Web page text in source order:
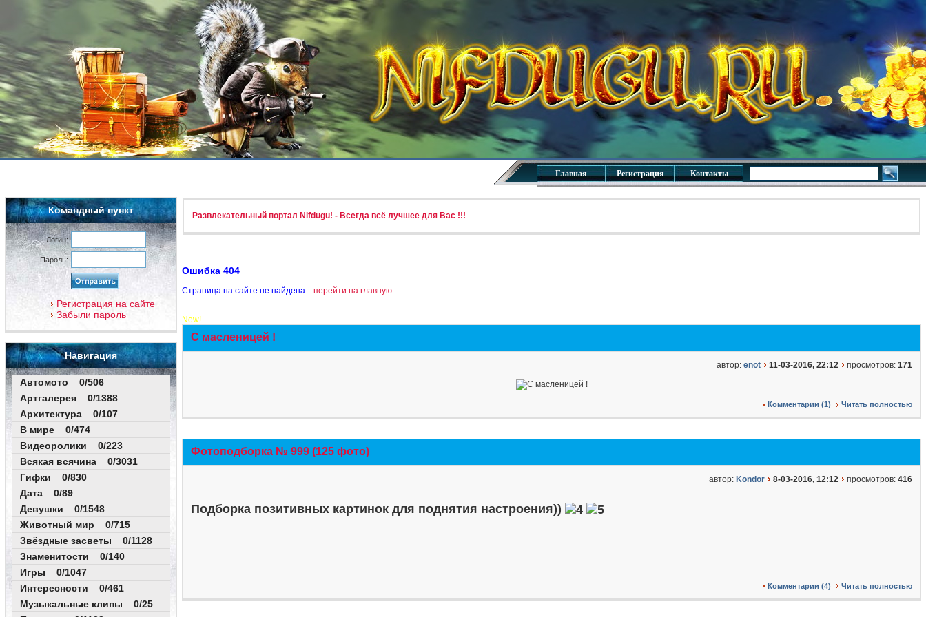
Главная Регистрация Контакты
Командный пункт
Логин:
Пароль:
Регистрация на сайте
Забыли пароль
Навигация
Автомото 0/506
Артгалерея 0/1388
Архитектура 0/107
В мире 0/474
Видеоролики 0/223
Всякая всячина 0/3031
Гифки 0/830
Дата 0/89
Девушки 0/1548
Животный мир 0/715
Звёздные засветы 0/1128
Знаменитости 0/140
Игры 0/1047
Интересности 0/461
Музыкальные клипы 0/25
Развлекательный портал Nifdugu! - Всегда всё лучшее для Вас !!!
Ошибка 404
Страница на сайте не найдена... перейти на главную
New!
С масленицей !
автор: enot 11-03-2016, 22:12 просмотров: 171
Комментарии (1) Читать полностью
Фотоподборка № 999 (125 фото)
автор: Kondor 8-03-2016, 12:12 просмотров: 416
Подборка позитивных картинок для поднятия настроения))
Комментарии (4) Читать полностью